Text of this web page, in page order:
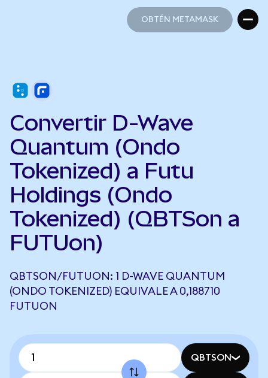
OBTÉN METAMASK
Convertir D-Wave
Quantum (Ondo
Tokenized) a Futu
Holdings (Ondo
Tokenized) (QBTSon a
FUTUon)
QBTSON/FUTUON: 1 D-WAVE QUANTUM
(ONDO TOKENIZED) EQUIVALE A 0,188710
FUTUON
QBTSON